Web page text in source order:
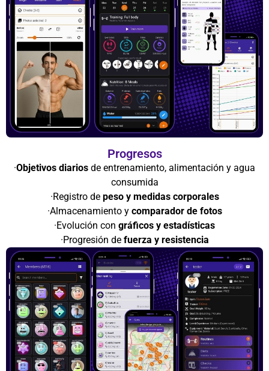
Progresos
·Objetivos diarios de entrenamiento, alimentación y agua
consumida
·Registro de peso y medidas corporales
·Almacenamiento y comparador de fotos
·Evolución con gráficos y estadísticas
·Progresión de fuerza y resistencia